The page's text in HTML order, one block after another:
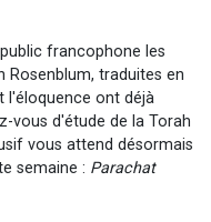
francophone les
Rosenblum, traduites en
l'éloquence ont déjà
vous d'étude de la Torah
vous attend désormais
semaine : Parachat